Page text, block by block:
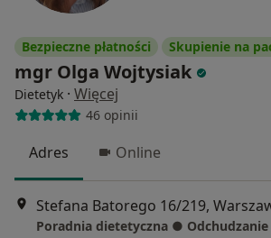
Bezpieczne płatności Skupienie na
mgr Olga Wojtysiak
Dietetyk · Więcej
46 opinii
Adres Online
Stefana Batorego 16/219,
Poradnia dietetyczna ●